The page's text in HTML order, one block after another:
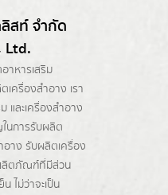
ลิสท์ จำกัด
Ltd.
าหารเสริม
เครื่องสำอาง เรา
และเครื่องสำอาง
ในการรับผลิต
อาง รับผลิตเครื่อง
ลิตภัณฑ์ที่มีส่วน
ไม่ว่าจะเป็น